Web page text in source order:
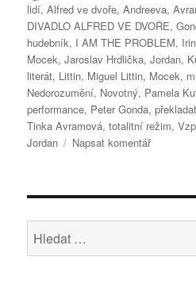
lidí,Alfred ve dvoře,Andreeva,
DIVADLO ALFRED VE DVOŘE,
hudebník, I AM THE PROBLEM,
Mocek,Jaroslav Hrdlička,Jordan,
literát, Littin, Miguel Littin, Mocek,
Nedorozumění, Novotný, Pamela
performance, Peter Gonda,
Tinka Avramová,totalitní režim,
Jordan
Napsat komentářpro
a
premiéry
Hledat: